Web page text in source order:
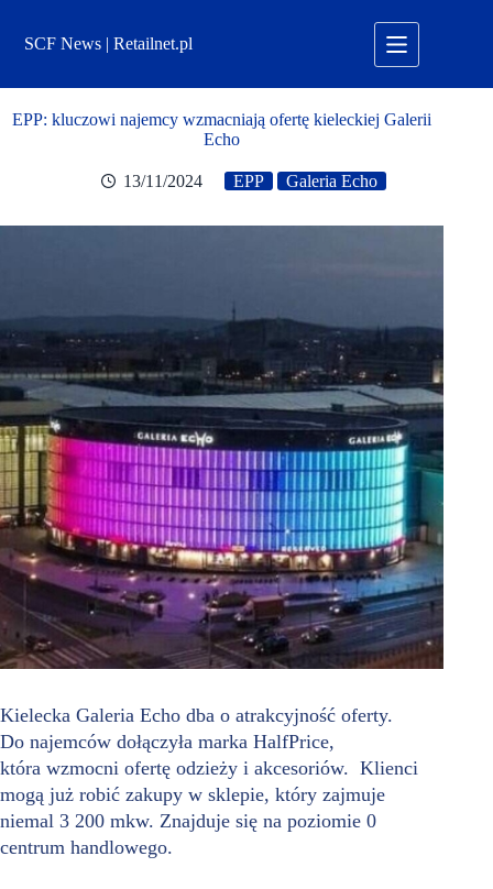
treściSCF News | Retailnet.pl
EPP: kluczowi najemcy wzmacniają ofertę kieleckiej Galerii
Echo
13/11/2024 EPP Galeria Echo
Kielecka Galeria Echo dba o atrakcyjność oferty.
Do najemców dołączyła marka HalfPrice,
która wzmocni ofertę odzieży i akcesoriów. Klienci
mogą już robić zakupy w sklepie, który zajmuje
niemal 3 200 mkw. Znajduje się na poziomie 0
centrum handlowego.